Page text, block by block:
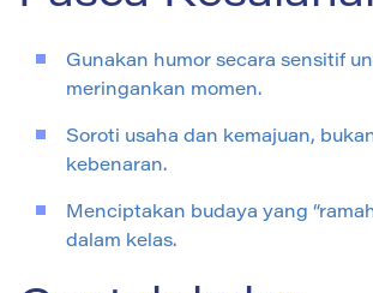
Gunakan humor secara sensitif
meringankan momen.
Soroti usaha dan kemajuan,
kebenaran.
Menciptakan budaya yang
dalam kelas.